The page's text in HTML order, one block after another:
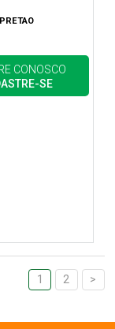
PRETAO
CONOSCO
SE
1 2 >